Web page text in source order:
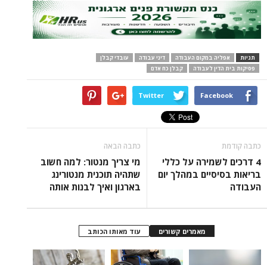
תגיות אפליה במקום העבודה דיני עבודה
עובדי קבלן
פסיקות בית הדין לעבודה
קבלן כח אדם
Facebook
Twitter
כתבה קודמת
4 דרכים לשמירה על כללי
בריאות בסיסיים במהלך יום
העבודה
כתבה הבאה
מי צריך מנטור: למה חשוב
שתהיה תוכנית מנטורינג
בארגון ואיך לבנות אותה
מאמרים קשורים עוד מאותו הכותב